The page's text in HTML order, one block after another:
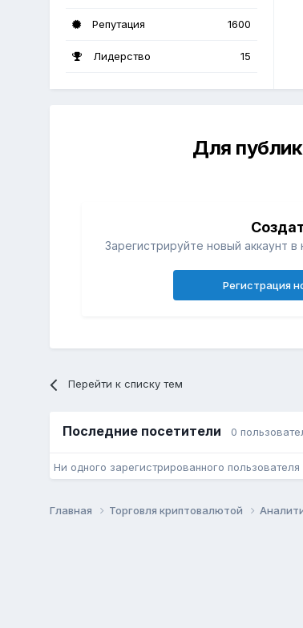
Репутация 1600
Лидерство 15
Для
Зарегистрируйте новый аккаунт
Регистрация
Перейти к списку тем
Последние посетители 0
Ни одного зарегистрированного
Главная Торговля криптовалютой